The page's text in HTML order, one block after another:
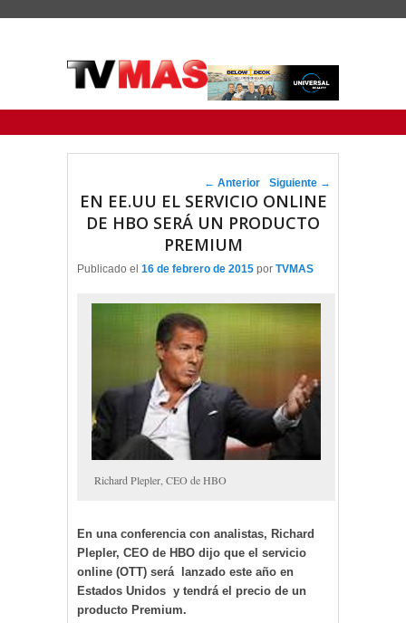
Navegador de artículos
← Anterior Siguiente →
EN EE.UU EL SERVICIO ONLINE
DE HBO SERÁ UN PRODUCTO
PREMIUM
Publicado el 16 de febrero de 2015 por TVMAS
Richard Plepler, CEO de HBO
En una conferencia con analistas, Richard
Plepler, CEO de HBO dijo que el servicio
online (OTT) será lanzado este año en
Estados Unidos y tendrá el precio de un
producto Premium.